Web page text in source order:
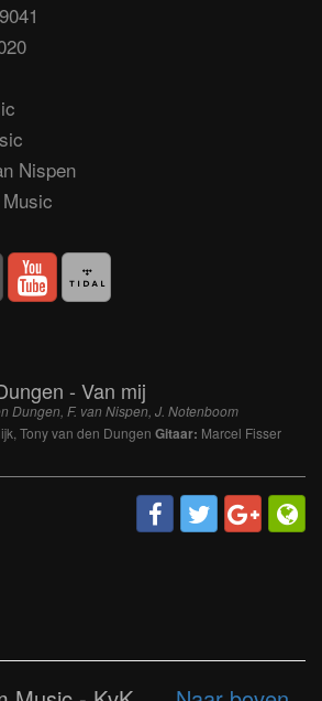
Nispen
- Van mij
Dungen, F. van Nispen, J. Notenboom
Tony van den Dungen Gitaar: Marcel Fisser